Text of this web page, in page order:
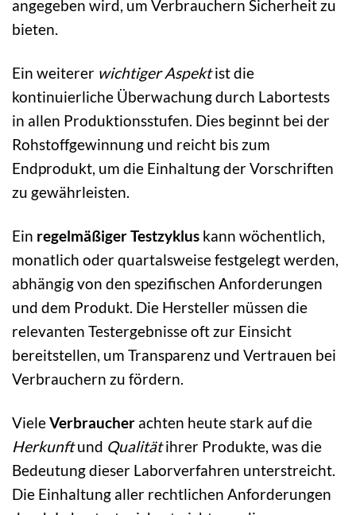
angegeben wird, um Verbrauchern Sicherheit zu
bieten.
Ein weiterer wichtiger Aspektist die
kontinuierliche Überwachung durch Labortests
in allen Produktionsstufen. Dies beginnt bei der
Rohstoffgewinnung und reicht bis zum
Endprodukt, um die Einhaltung der Vorschriften
zu gewährleisten.
Ein regelmäßiger Testzyklus kann wöchentlich,
monatlich oder quartalsweise festgelegt werden,
abhängig von den spezifischen Anforderungen
und dem Produkt. Die Hersteller müssen die
relevanten Testergebnisse oft zur Einsicht
bereitstellen, um Transparenz und Vertrauen bei
Verbrauchern zu fördern.
VieleVerbraucher achten heute stark auf die
Herkunftund Qualitätihrer Produkte, was die
Bedeutung dieser Laborverfahren unterstreicht.
Die Einhaltung aller rechtlichen Anforderungen